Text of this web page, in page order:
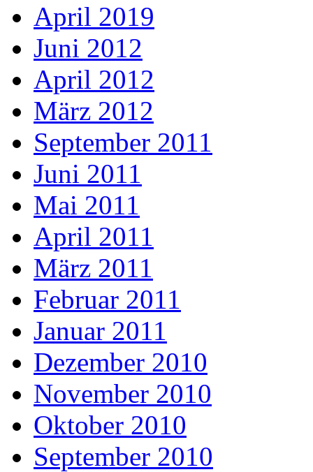
April 2019
Juni 2012
April 2012
März 2012
September 2011
Juni 2011
Mai 2011
April 2011
März 2011
Februar 2011
Januar 2011
Dezember 2010
November 2010
Oktober 2010
September 2010